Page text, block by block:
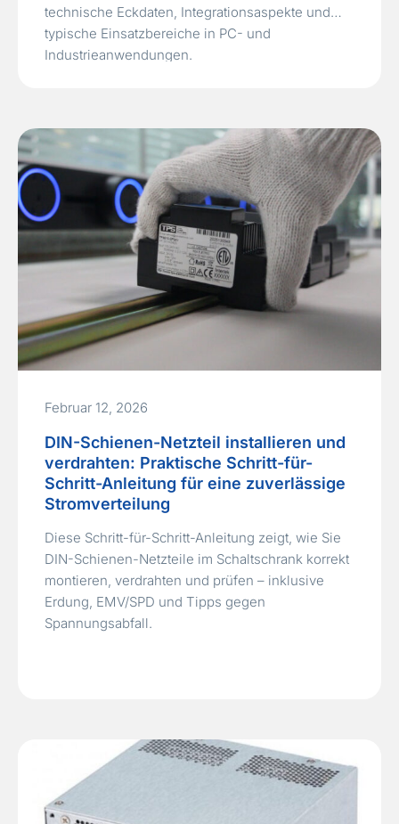
technische Eckdaten, Integrationsaspekte und
typische Einsatzbereiche in PC- und
Industrieanwendungen.
Februar 12, 2026
DIN-Schienen-Netzteil installieren und
verdrahten: Praktische Schritt-für-
Schritt-Anleitung für eine zuverlässige
Stromverteilung
Diese Schritt-für-Schritt-Anleitung zeigt, wie Sie
DIN-Schienen-Netzteile im Schaltschrank korrekt
montieren, verdrahten und prüfen – inklusive
Erdung, EMV/SPD und Tipps gegen
Spannungsabfall.